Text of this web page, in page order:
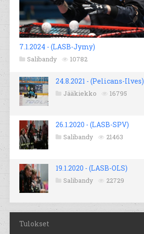
7.1.2024 - (LASB-Jymy)
Salibandy 10782
24.8.2021 - (Pelicans-Ilves)
Jääkiekko 16795
26.1.2020 - (LASB-SPV)
Salibandy 21463
19.1.2020 - (LASB-OLS)
Salibandy 22729
Tulokset